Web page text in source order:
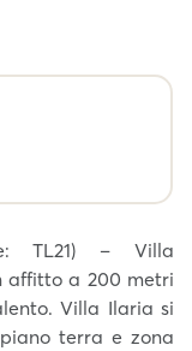
TL21) – Villa
affitto a 200 metri
Villa Ilaria si
terra e zona